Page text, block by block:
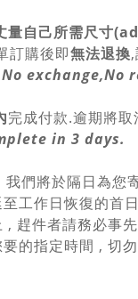
量自己所需尺寸
訂購後即無法退換
No exchange,No
完成付款.逾期將取
in 3 days.
們將於隔日為您
工作日恢復的首
, 趕件者請務必事
的指定時間 , 切